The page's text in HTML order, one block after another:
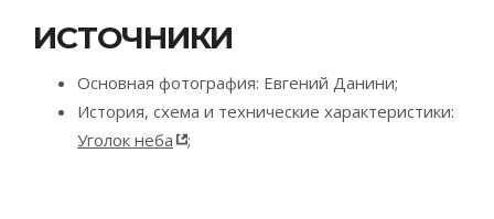
ИСТОЧНИКИ
Основная фотография: Евгений Данини;
История, схема и технические характеристики:
Уголок неба
;